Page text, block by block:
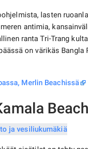
lasten
antimia,
ranta Tri-Trang
on värikäs
Merlin Beachissä